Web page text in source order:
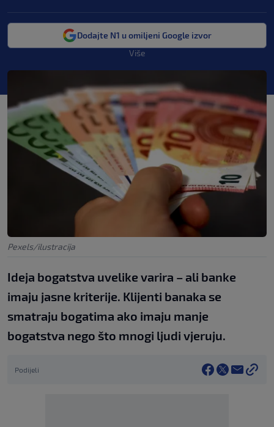
Dodajte N1 u omiljeni Google izvor
Više
Pexels/ilustracija
Ideja bogatstva uvelike varira – ali banke
imaju jasne kriterije. Klijenti banaka se
smatraju bogatima ako imaju manje
bogatstva nego što mnogi ljudi vjeruju.
Podijeli